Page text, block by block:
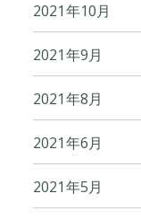
2021年10月
2021年9月
2021年8月
2021年6月
2021年5月